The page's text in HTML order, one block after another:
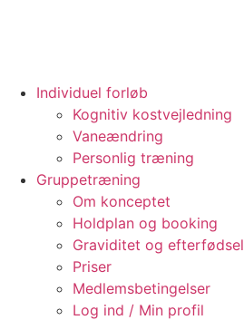
Individuel forløb
Kognitiv kostvejledning
Vaneændring
Personlig træning
Gruppetræning
Om konceptet
Holdplan og booking
Graviditet og efterfødsel
Priser
Medlemsbetingelser
Log ind / Min profil